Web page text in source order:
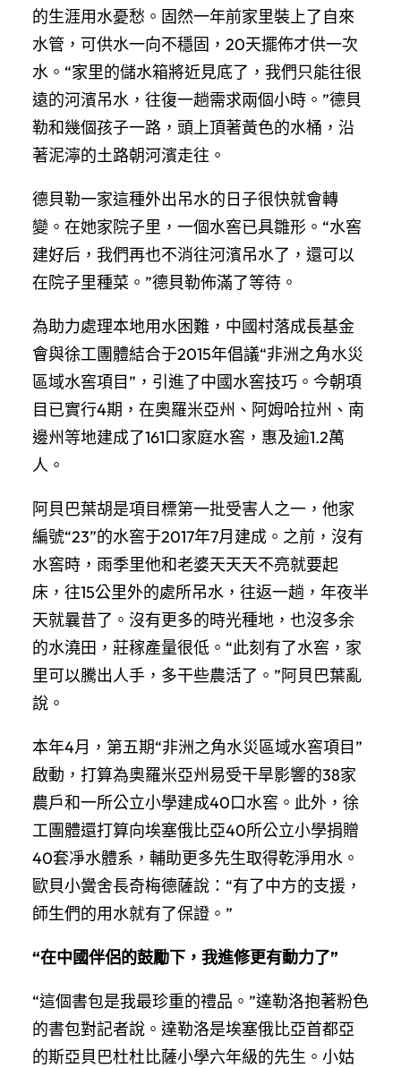
的生涯用水憂愁。固然一年前家里裝上了自來
水管，可供水一向不穩固，20天擺佈才供一次
水。“家里的儲水箱將近見底了，我們只能往很
遠的河濱吊水，往復一趟需求兩個小時。”德貝
勒和幾個孩子一路，頭上頂著黃色的水桶，沿
著泥濘的土路朝河濱走往。
德貝勒一家這種外出吊水的日子很快就會轉
變。在她家院子里，一個水窖已具雛形。“水窖
建好后，我們再也不消往河濱吊水了，還可以
在院子里種菜。”德貝勒佈滿了等待。
為助力處理本地用水困難，中國村落成長基金
會與徐工團體結合于2015年倡議“非洲之角水災
區域水窖項目”，引進了中國水窖技巧。今朝項
目已實行4期，在奧羅米亞州、阿姆哈拉州、南
邊州等地建成了161口家庭水窖，惠及逾1.2萬
人。
阿貝巴葉胡是項目標第一批受害人之一，他家
編號“23”的水窖于2017年7月建成。之前，沒有
水窖時，雨季里他和老婆天天天不亮就要起
床，往15公里外的處所吊水，往返一趟，年夜半
天就曩昔了。沒有更多的時光種地，也沒多余
的水澆田，莊稼產量很低。“此刻有了水窖，家
里可以騰出人手，多干些農活了。”阿貝巴葉亂
說。
本年4月，第五期“非洲之角水災區域水窖項目”
啟動，打算為奧羅米亞州易受干旱影響的38家
農戶和一所公立小學建成40口水窖。此外，徐
工團體還打算向埃塞俄比亞40所公立小學捐贈
40套凈水體系，輔助更多先生取得乾淨用水。
歐貝小黌舍長奇梅德薩說：“有了中方的支援，
師生們的用水就有了保證。”
“在中國伴侶的鼓勵下，我進修更有動力了”
“這個書包是我最珍重的禮品。”達勒洛抱著粉色
的書包對記者說。達勒洛是埃塞俄比亞首都亞
的斯亞貝巴杜杜比薩小學六年級的先生。小姑